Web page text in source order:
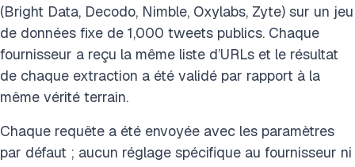
(Bright Data, Decodo, Nimble, Oxylabs, Zyte) sur un jeu
de données fixe de 1,000 tweets publics. Chaque
fournisseur a reçu la même liste d’URLs et le résultat
de chaque extraction a été validé par rapport à la
même vérité terrain.
Chaque requête a été envoyée avec les paramètres
par défaut ; aucun réglage spécifique au fournisseur ni